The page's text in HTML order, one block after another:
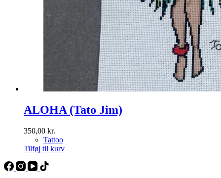
ALOHA (Tato Jim)
350,00 kr.
Tattoo
Tilføj til kurv